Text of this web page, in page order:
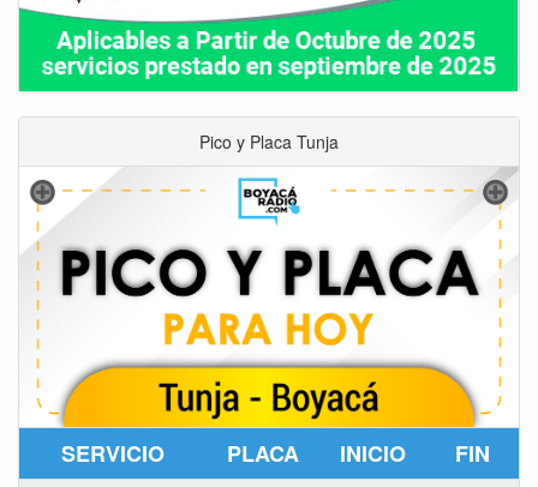
Pico y Placa Tunja
SERVICIO PLACA INICIO FIN